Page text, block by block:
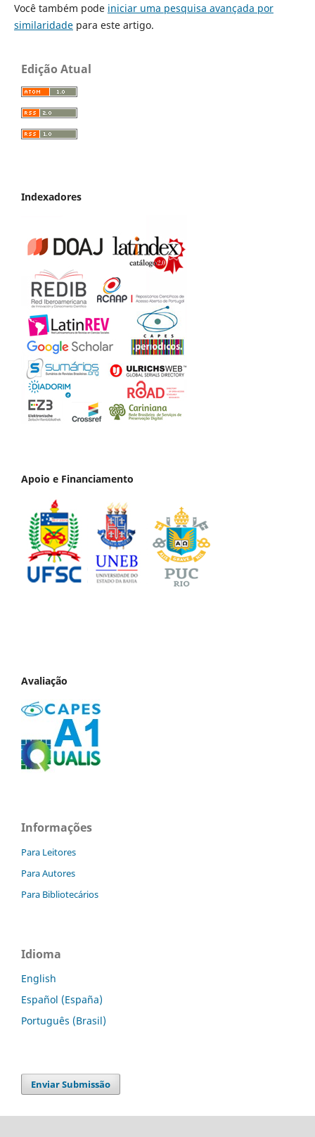
Você também pode iniciar uma pesquisa avançada por
similaridadepara este artigo.
Edição Atual
Indexadores
Apoio e Financiamento
Avaliação
Informações
Para Leitores
Para Autores
Para Bibliotecários
Idioma
English
Español (España)
Português (Brasil)
Enviar Submissão